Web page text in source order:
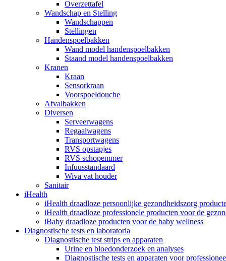
Overzettafel
Wandschap en Stelling
Wandschappen
Stellingen
Handenspoelbakken
Wand model handenspoelbakken
Staand model handenspoelbakken
Kranen
Kraan
Sensorkraan
Voorspoeldouche
Afvalbakken
Diversen
Serveerwagens
Regaalwagens
Transportwagens
RVS opstapjes
RVS schopemmer
Infuusstandaard
Wiva vat houder
Sanitair
iHealth
iHealth draadloze persoonlijke gezondheidszorg
iHealth draadloze professionele producten voor de
iBaby draadloze producten voor de baby wellness
Diagnostische tests en laboratoria
Diagnostische test strips en apparaten
Urine en bloedonderzoek en analyses
Diagnostische tests en apparaten voor